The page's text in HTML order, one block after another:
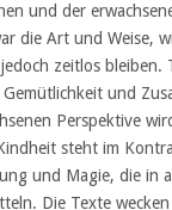
und der
die Art und Weise,
zeitlos bleiben.
und
Perspektive
steht im
und Magie, die in
Die Texte